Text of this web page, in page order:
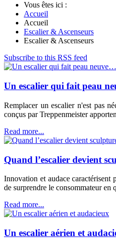
Vous êtes ici :
Accueil
Accueil
Escalier & Ascenseurs
Escalier & Ascenseurs
Subscribe to this RSS feed
Un escalier qui fait peau
Remplacer un escalier n'est pas
conçus par Treppenmeister
Read more...
Quand l’escalier devient
Innovation et audace caractérisent
de surprendre le consommateur en
Read more...
Un escalier aérien et